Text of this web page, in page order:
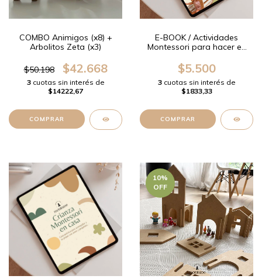
COMBO Animigos (x8) +
Arbolitos Zeta (x3)
$50.198 $42.668
3cuotas sin interés de
$14222,67
E-BOOK / Actividades
Montessori para hacer en
$5.500
3cuotas sin interés de
$1833,33
10%
OFF